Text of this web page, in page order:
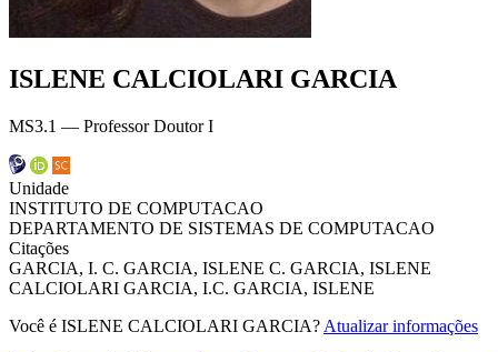
ISLENE CALCIOLARI GARCIA
MS3.1 — Professor Doutor I
Unidade
INSTITUTO DE COMPUTACAO
DEPARTAMENTO DE SISTEMAS DE COMPUTACAO
Citações
GARCIA, I. C. GARCIA, ISLENE C. GARCIA, ISLENE
CALCIOLARI GARCIA, I.C. GARCIA, ISLENE
Você é ISLENE CALCIOLARI GARCIA? Atualizar informações